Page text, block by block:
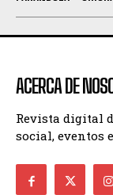
ACERCA DE
Revista digital
social, eventos